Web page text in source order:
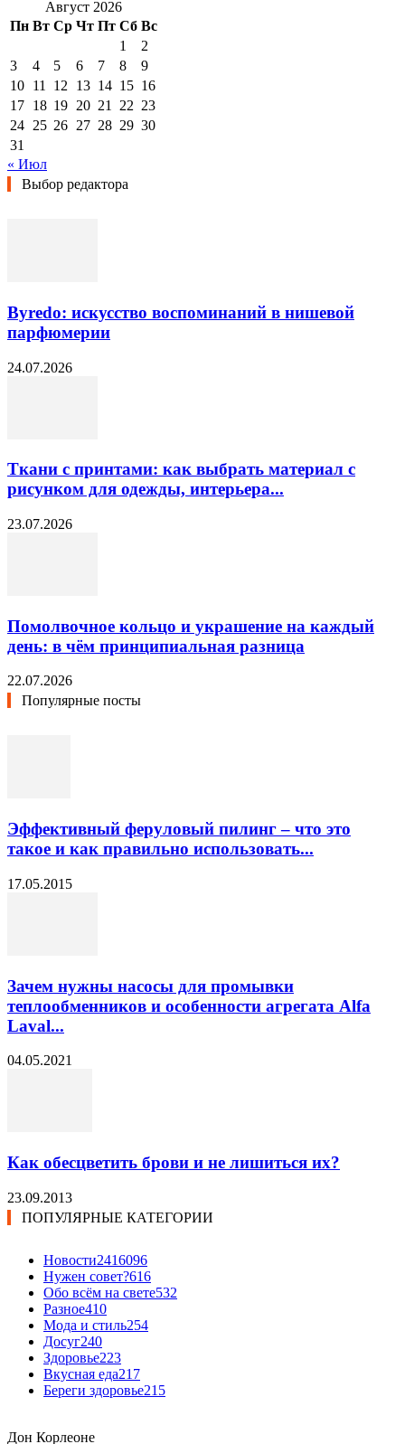
Август 2026
Пн Вт Ср Чт Пт Сб Вс
1
2
3
4 5 6 7 8
9
10 11 12 13 14 15 16
17 18 19 20 21 22 23
24 25 26 27 28 29 30
31
« Июл
Выбор редактора
Byredo: искусство воспоминаний в нишевой
парфюмерии
24.07.2026
Ткани с принтами: как выбрать материал с
рисунком для одежды, интерьера...
23.07.2026
Помолвочное кольцо и украшение на каждый
день: в чём принципиальная разница
22.07.2026
Популярные посты
Эффективный феруловый пилинг – что это
такое и как правильно использовать...
17.05.2015
Зачем нужны насосы для промывки
теплообменников и особенности агрегата Alfa
Laval...
04.05.2021
Как обесцветить брови и не лишиться их?
23.09.2013
ПОПУЛЯРНЫЕ КАТЕГОРИИ
Новости2416096
Нужен совет?616
Обо всём на свете532
Разное410
Мода и стиль254
Досуг240
Здоровье223
Вкусная еда217
Береги здоровье215
Дон Корлеоне